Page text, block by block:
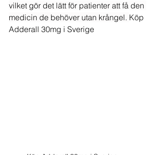
vilket gör det lätt för patienter att få den
medicin de behöver utan krångel. Köp
Adderall 30mg i Sverige